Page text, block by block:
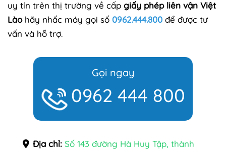
uy tín trên thị trường về cấp giấy phép liên vận Việt
Làohãy nhấc máy gọi số 0962.444.800 để được tư
vấn và hỗ trợ.
Gọi ngay
0962 444 800
Địa chỉ: Số 143 đường Hà Huy Tập, thành